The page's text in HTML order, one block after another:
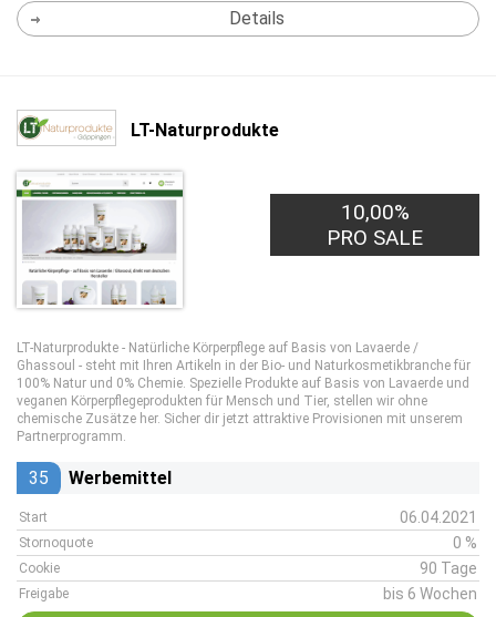
Details
LT-Naturprodukte
10,00%
PRO SALE
LT-Naturprodukte - Natürliche Körperpflege auf Basis von Lavaerde /
Ghassoul - steht mit Ihren Artikeln in der Bio- und Naturkosmetikbranche für
100% Natur und 0% Chemie. Spezielle Produkte auf Basis von Lavaerde und
veganen Körperpflegeprodukten für Mensch und Tier, stellen wir ohne
chemische Zusätze her. Sicher dir jetzt attraktive Provisionen mit unserem
Partnerprogramm.
35 Werbemittel
Start 06.04.2021
Stornoquote 0 %
Cookie 90 Tage
Freigabe bis 6 Wochen